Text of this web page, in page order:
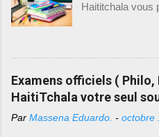
Présumé pour
de police afin
condamné à un
à la demande du
Haïti, Luders fut
l’Allemagne, le
Haititchala vous
2025-2026.
nos articles
tchala, le bac
examens pour
Communication
Examens officiels ( Philo,
HaitiTchala votre seul
Par Massena Eduardo. - octobre